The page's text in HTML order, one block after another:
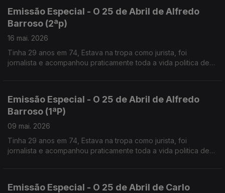
Emissão Especial - O 25 de Abril de Alfredo
Barroso (2ªp)
16 mai. 2026
Tinha 29 anos em 74, Estava na tropa como jurista, foi
jornalista e acompanhou praticamente toda a vida politica de
Emissão Especial - O 25 de Abril de Alfredo
Barroso (1ªP)
09 mai. 2026
Tinha 29 anos em 74, Estava na tropa como jurista, foi
jornalista e acompanhou praticamente toda a vida politica de
Emissão Especial - O 25 de Abril de Carlo